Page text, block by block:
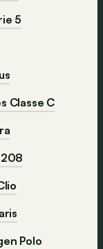
5
Classe C
Polo